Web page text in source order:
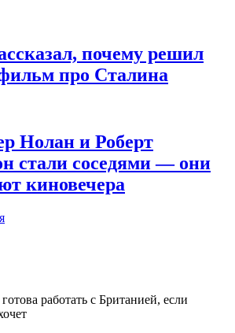
почему решил
про Сталина
Нолан и Роберт
стали соседями — они
киновечера
работать с Британией, если